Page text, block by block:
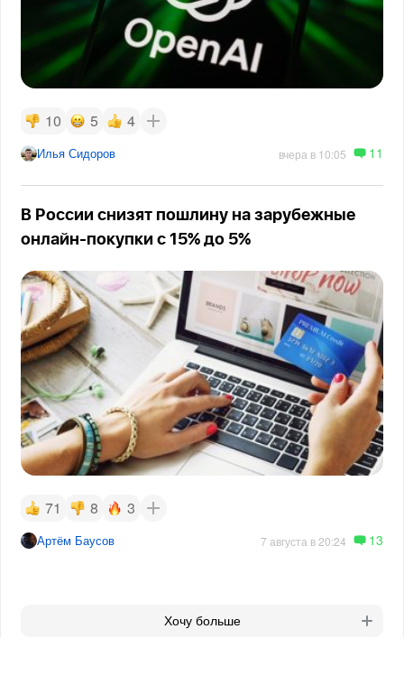
10 5 4
Илья Сидоров вчера в 10:05 11
В России снизят пошлину на зарубежные
онлайн-покупки с 15% до 5%
71 8 3
Артём Баусов 7 августа в 20:24 13
Хочу больше